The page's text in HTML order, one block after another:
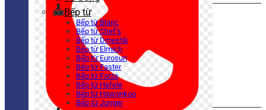
Bếp từ
Bếp từ Blanc
Bếp từ Chef’s
Bếp từ Dmestik
Bếp từ Elmich
Bếp từ Eurosun
Bếp từ Faster
Bếp từ Forza
Bếp từ Hafele
Bếp từ Hawonkoo
Bếp từ Junger